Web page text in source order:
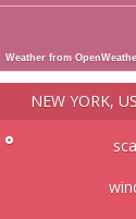
Weather from
NEW YORK, US
°